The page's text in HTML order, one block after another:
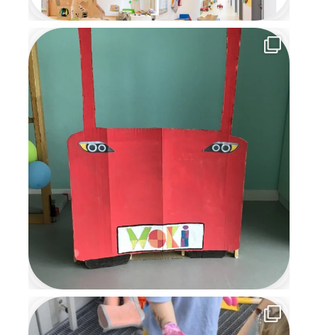
wiederzukommen. Die
Wichtelzeit war für alle eine
besondere, magische Zeit
voller Kreativität,
Gemeinschaft und
weihnachtlicher Vorfreude, an
die wir uns noch lange
erinnern werden.